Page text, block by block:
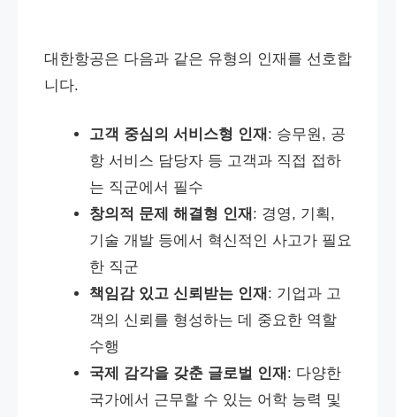
대한항공은 다음과 같은 유형의 인재를 선호합
니다.
고객 중심의 서비스형 인재 : 승무원, 공
항 서비스 담당자 등 고객과 직접 접하
는 직군에서 필수
창의적 문제 해결형 인재 : 경영, 기획,
기술 개발 등에서 혁신적인 사고가 필요
한 직군
책임감 있고 신뢰받는 인재 : 기업과 고
객의 신뢰를 형성하는 데 중요한 역할
수행
국제 감각을 갖춘 글로벌 인재 : 다양한
국가에서 근무할 수 있는 어학 능력 및